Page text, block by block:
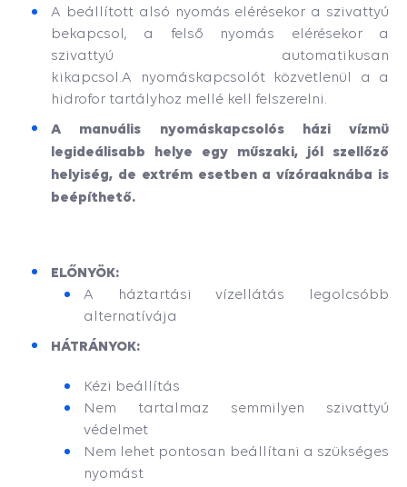
A beállított alsó nyomás elérésekor a szivattyú
bekapcsol, a felső nyomás elérésekor a
szivattyú automatikusan
kikapcsol.A nyomáskapcsolót közvetlenül a a
hidrofor tartályhoz mellé kell felszerelni
A manuális nyomáskapcsolós házi vízmü
legideálisabb helye egy műszaki, jól szellőző
helyiség, de extrém esetben a vízóraaknába is
beépíthető.
ELŐNYÖK:
A háztartási vízellátás legolcsóbb
alternatívája
HÁTRÁNYOK:
Kézi beállítás
Nem tartalmaz semmilyen szivattyú
védelmet
Nem lehet pontosan beállítani a szükséges
nyomást